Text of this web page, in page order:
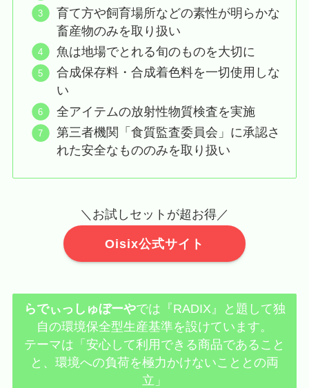
育て方や飼育場所などの素性が明らかな
畜産物のみを取り扱い
魚は地場でとれる旬のものを大切に
合成保存料・合成着色料を一切使用しな
い
全アイテムの放射性物質検査を実施
第三者機関「食質監査委員会」に承認さ
れた安全なもののみを取り扱い
＼お試しセットが超お得／
Oisix公式サイト
らでぃっしゅぼーやでは『RADIX』と題して独
自の環境保全型生産基準を設けています。
テーマは「安心して利用できる商品であること
と、環境への負荷を極力かけないこととの両
立」